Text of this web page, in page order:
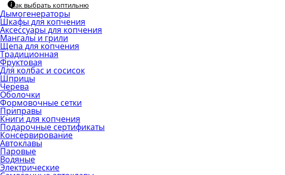
Как выбрать коптильню
Дымогенераторы
Шкафы для копчения
Аксессуары для копчения
Мангалы и грили
Щепа для копчения
Традиционная
Фруктовая
Для колбас и сосисок
Шприцы
Черева
Оболочки
Формовочные сетки
Приправы
Книги для копчения
Подарочные сертификаты
Консервирование
Автоклавы
Паровые
Водяные
Электрические